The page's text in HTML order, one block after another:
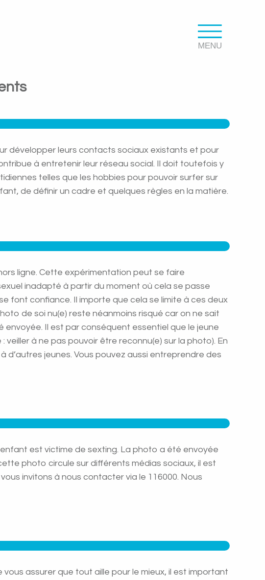
développer leurs contacts sociaux existants et pour
à entretenir leur réseau social. Il doit toutefois y
telles que les hobbies pour pouvoir surfer sur
de définir un cadre et quelques règles en la matière.
ligne. Cette expérimentation peut se faire
inadapté à partir du moment où cela se passe
font confiance. Il importe que cela se limite à ces deux
de soi nu(e) reste néanmoins risqué car on ne sait
Il est par conséquent essentiel que le jeune
à ne pas pouvoir être reconnu(e) sur la photo). En
d’autres jeunes. Vous pouvez aussi entreprendre des
est victime de sexting. La photo a été envoyée
photo circule sur différents médias sociaux, il est
invitons à nous contacter via le 116000. Nous
assurer que tout aille pour le mieux, il est important